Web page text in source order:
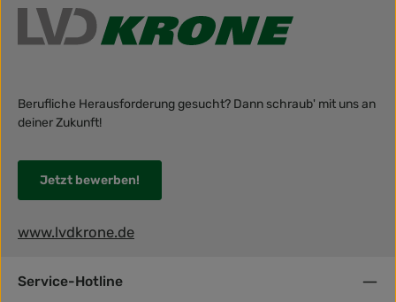
Berufliche Herausforderung gesucht? Dann schraub' mit uns an
deiner Zukunft!
Jetzt bewerben!
www.lvdkrone.de
Service-Hotline